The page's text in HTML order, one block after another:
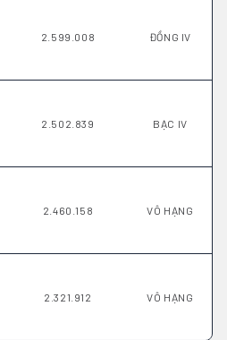
2.599.008 ĐỒNG IV
2.502.839 BẠC IV
2.460.158 VÔ HẠNG
EUNE
2.321.912 VÔ HẠNG